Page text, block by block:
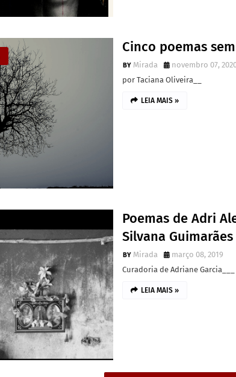
Cinco poemas
Mirada
novembro 07,
por Taciana Oliveira__
LEIA MAIS »
Poemas de Adri
Silvana
Mirada
março 08, 2019
Curadoria de Adriane Garcia___
LEIA MAIS »